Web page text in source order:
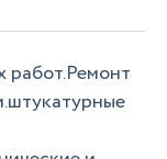
работ.Ремонт